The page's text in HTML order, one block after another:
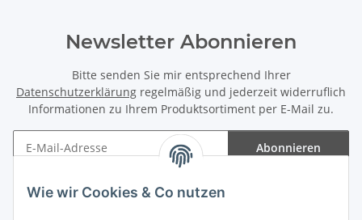
Wie wir Cookies & Co nutzen
Newsletter Abonnieren
Bitte senden Sie mir entsprechend Ihrer
Datenschutzerklärung regelmäßig und jederzeit widerruflich
Informationen zu Ihrem Produktsortiment per E-Mail zu.
Abonnieren